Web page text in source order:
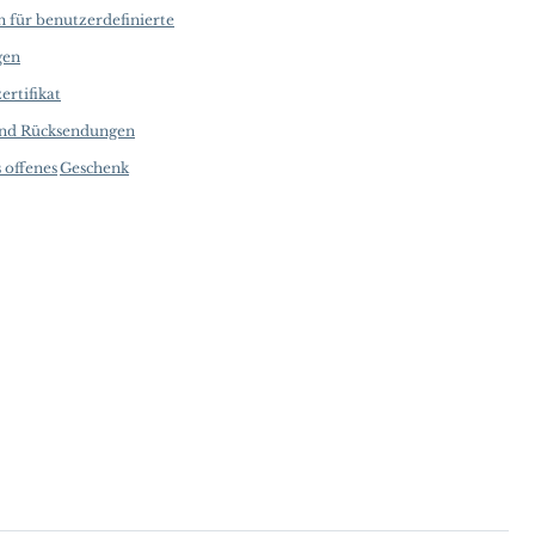
für benutzerdefinierte
Rücksendungen
offenesGeschenk